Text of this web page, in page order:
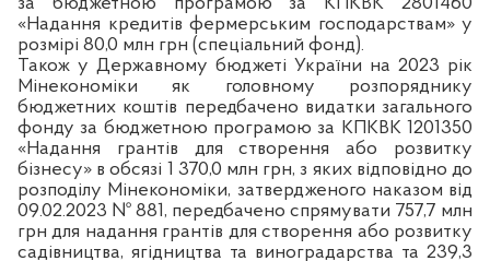
«Надання кредитів фермерським господарствам» у
розмірі 80,0 млн грн (спеціальний фонд).
Також у Державному бюджеті України на 2023 рік
Мінекономіки як головному розпоряднику
бюджетних коштів передбачено видатки загального
фонду за бюджетною програмою за КПКВК 1201350
«Надання грантів для створення або розвитку
бізнесу» в обсязі 1 370,0 млн грн, з яких відповідно до
розподілу Мінекономіки, затвердженого наказом від
09.02.2023 № 881, передбачено спрямувати 757,7 млн
грн для надання грантів для створення або розвитку
садівництва, ягідництва та виноградарства та 239,3